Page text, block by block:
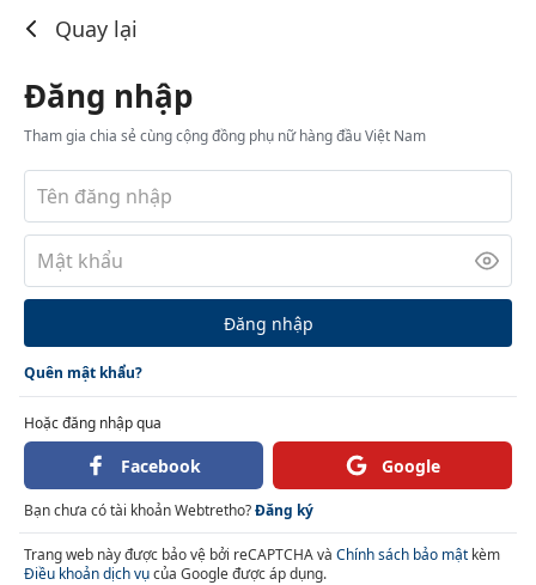
Quay lại
Đăng nhập
Tham gia chia sẻ cùng cộng đồng phụ nữ hàng đầu Việt Nam
Đăng nhập
Quên mật khẩu?
Hoặc đăng nhập qua
Facebook Google
Bạn chưa có tài khoản Webtretho?Đăng ký
Trang web này được bảo vệ bởi reCAPTCHA và Chính sách bảo mật kèm
Điều khoản dịch vụcủa Google được áp dụng.